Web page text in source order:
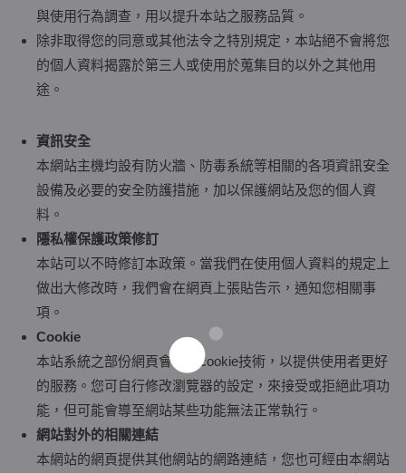
與使用行為調查，用以提升本站之服務品質。
除非取得您的同意或其他法令之特別規定，本站絕不會將您
的個人資料揭露於第三人或使用於蒐集目的以外之其他用
途。
資訊安全
本網站主機均設有防火牆、防毒系統等相關的各項資訊安全
設備及必要的安全防護措施，加以保護網站及您的個人資
料。
隱私權保護政策修訂
本站可以不時修訂本政策。當我們在使用個人資料的規定上
做出大修改時，我們會在網頁上張貼告示，通知您相關事
項。
Cookie
本站系統之部份網頁會使用cookie技術，以提供使用者更好
的服務。您可自行修改瀏覽器的設定，來接受或拒絕此項功
能，但可能會導至網站某些功能無法正常執行。
網站對外的相關連結
本網站的網頁提供其他網站的網路連結，您也可經由本網站